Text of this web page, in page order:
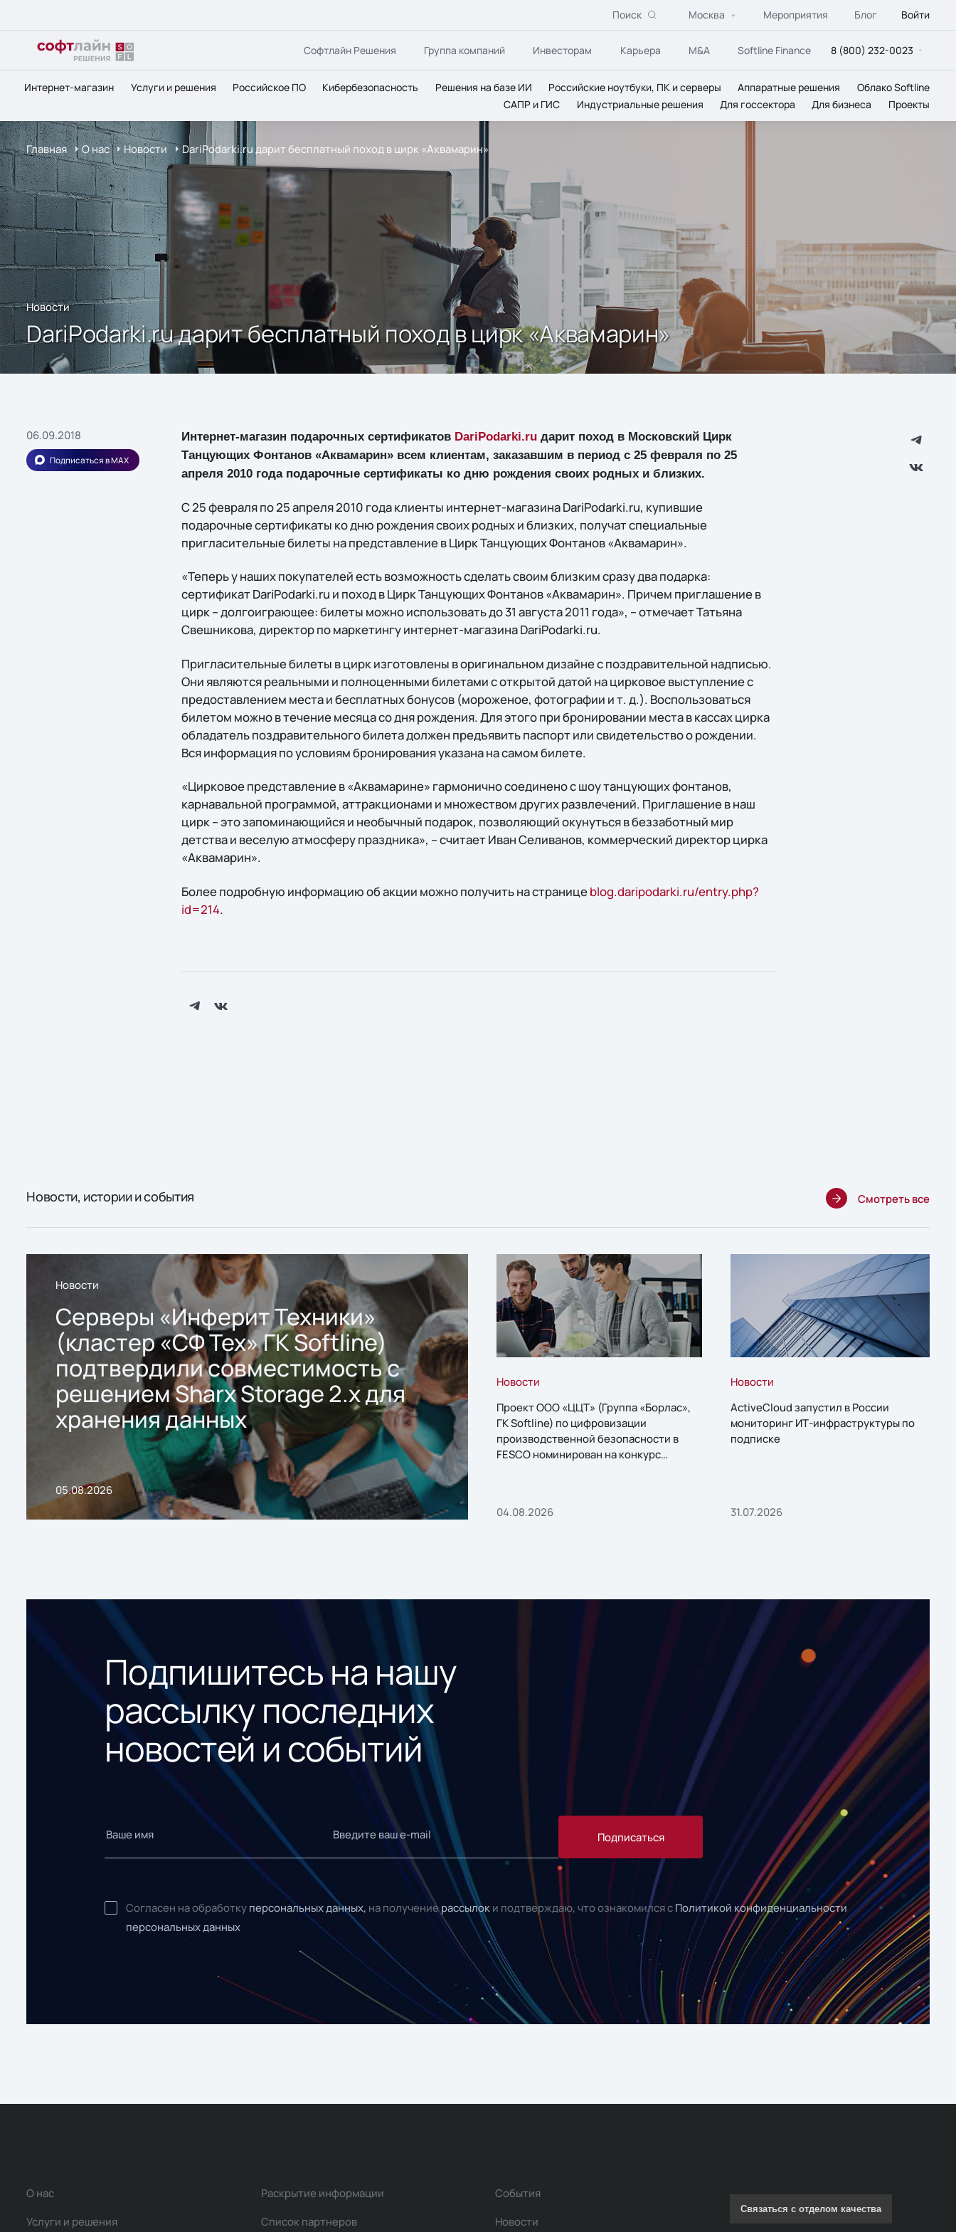
Поиск Москва Мероприятия Блог Войти
Софтлайн Решения Группа компаний Инвесторам Карьера M&A Softline Finance 8 (800) 232-0023
Интернет-магазин Услуги и решения Российское ПО Кибербезопасность Решения на базе ИИ Российские ноутбуки, ПК и серверы Аппаратные решения
Облако Softline
САПР и ГИС
Индустриальные решения Для госсектора Для бизнеса Проекты
Главная О нас Новости DariPodarki.ru дарит бесплатный поход в цирк «Аквамарин»
Новости
DariPodarki.ru дарит бесплатный поход в цирк «Аквамарин»
06.09.2018
Подписаться в MAX
Интернет-магазин подарочных сертификатов DariPodarki.ruдарит поход в Московский Цирк
Танцующих Фонтанов «Аквамарин» всем клиентам, заказавшим в период с 25 февраля по 25
апреля 2010 года подарочные сертификаты ко дню рождения своих родных и близких.
С 25 февраля по 25 апреля 2010 года клиенты интернет-магазина DariPodarki.ru, купившие
подарочные сертификаты ко дню рождения своих родных и близких, получат специальные
пригласительные билеты на представление в Цирк Танцующих Фонтанов «Аквамарин».
«Теперь у наших покупателей есть возможность сделать своим близким сразу два подарка:
сертификат DariPodarki.ru и поход в Цирк Танцующих Фонтанов «Аквамарин». Причем приглашение в
цирк – долгоиграющее: билеты можно использовать до 31 августа 2011 года», – отмечает Татьяна
Свешникова, директор по маркетингу интернет-магазина DariPodarki.ru.
Пригласительные билеты в цирк изготовлены в оригинальном дизайне с поздравительной надписью.
Они являются реальными и полноценными билетами с открытой датой на цирковое выступление с
предоставлением места и бесплатных бонусов (мороженое, фотографии и т. д.). Воспользоваться
билетом можно в течение месяца со дня рождения. Для этого при бронировании места в кассах цирка
обладатель поздравительного билета должен предъявить паспорт или свидетельство о рождении.
Вся информация по условиям бронирования указана на самом билете.
«Цирковое представление в «Аквамарине» гармонично соединено с шоу танцующих фонтанов,
карнавальной программой, аттракционами и множеством других развлечений. Приглашение в наш
цирк – это запоминающийся и необычный подарок, позволяющий окунуться в беззаботный мир
детства и веселую атмосферу праздника», – считает Иван Селиванов, коммерческий директор цирка
«Аквамарин».
Более подробную информацию об акции можно получить на страницеblog.daripodarki.ru/entry.php?
id=214.
Новости, истории и события Смотреть все
Новости
Серверы «Инферит Техники»
(кластер «СФ Тех» ГК Softline)
подтвердили совместимость с
решением Sharx Storage 2.x для
хранения данных
05.08.2026
Новости
Проект ООО «ЦЦТ» (Группа «Борлас»,
ГК Softline) по цифровизации
производственной безопасности в
FESCO номинирован на конкурс
04.08.2026
Новости
ActiveCloud запустил в России
мониторинг ИТ-инфраструктуры по
подписке
31.07.2026
Подпишитесь на нашу
рассылку последних
новостей и событий
Подписаться
Согласен на обработку персональных данных, на получениерассылок и подтверждаю, что ознакомился с Политикой конфиденциальности
персональных данных
О нас
Услуги и решения
Раскрытие информации
Список партнеров
События
Новости
Связаться с отделом качества